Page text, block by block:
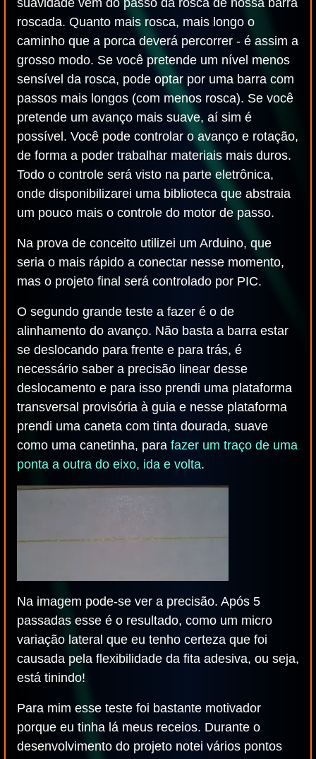
suavidade vem do passo da rosca de nossa barra
roscada. Quanto mais rosca, mais longo o
caminho que a porca deverá percorrer - é assim a
grosso modo. Se você pretende um nível menos
sensível da rosca, pode optar por uma barra com
passos mais longos (com menos rosca). Se você
pretende um avanço mais suave, aí sim é
possível. Você pode controlar o avanço e rotação,
de forma a poder trabalhar materiais mais duros.
Todo o controle será visto na parte eletrônica,
onde disponibilizarei uma biblioteca que abstraia
um pouco mais o controle do motor de passo.
Na prova de conceito utilizei um Arduino, que
seria o mais rápido a conectar nesse momento,
mas o projeto final será controlado por PIC.
O segundo grande teste a fazer é o de
alinhamento do avanço. Não basta a barra estar
se deslocando para frente e para trás, é
necessário saber a precisão linear desse
deslocamento e para isso prendi uma plataforma
transversal provisória à guia e nesse plataforma
prendi uma caneta com tinta dourada, suave
como uma canetinha, para fazer um traço de uma
ponta a outra do eixo, ida e volta.
Na imagem pode-se ver a precisão. Após 5
passadas esse é o resultado, como um micro
variação lateral que eu tenho certeza que foi
causada pela flexibilidade da fita adesiva, ou seja,
está tinindo!
Para mim esse teste foi bastante motivador
porque eu tinha lá meus receios. Durante o
desenvolvimento do projeto notei vários pontos